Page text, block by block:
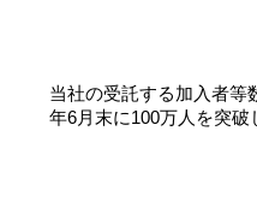
当社の受託する加入者等
年6月末に100万人を突破